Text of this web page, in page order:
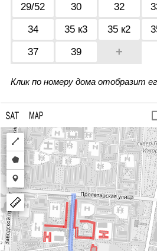
29/52
30 32
34
35 к3 35 к2
37
39 +
Клик по номеру дома отобразит
Draw
a
polyline
Draw
a
polygon
Draw
a
marker